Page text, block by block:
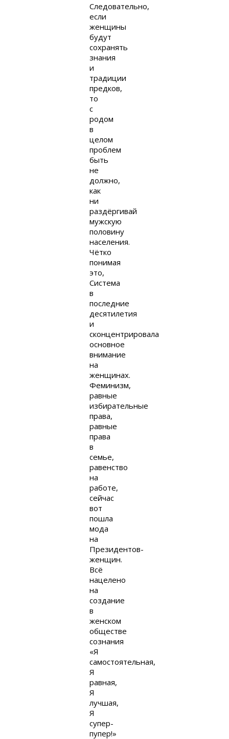
Следовательно,
если
женщины
будут
сохранять
знания
и
традиции
предков,
то
с
родом
в
целом
проблем
быть
не
должно,
как
ни
раздёргивай
мужскую
половину
населения.
Чётко
понимая
это,
Система
в
последние
десятилетия
и
сконцентрировала
основное
внимание
на
женщинах.
Феминизм,
равные
избирательные
права,
равные
права
в
семье,
равенство
на
работе,
сейчас
вот
пошла
мода
на
Президентов-
женщин.
Всё
нацелено
на
создание
в
женском
обществе
сознания
«Я
самостоятельная,
Я
равная,
Я
лучшая,
Я
супер-
пупер!»